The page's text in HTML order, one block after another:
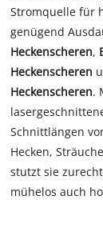
Stromquelle für
genügend
Heckenscheren,
Heckenscheren
Heckenscheren.
Schnittlängen
Hecken,
stutzt sie
mühelos auch